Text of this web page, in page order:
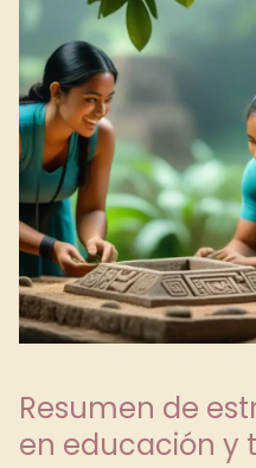
Resumen de
en educación y